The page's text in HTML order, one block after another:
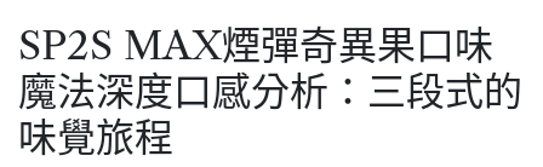
SP2S MAX煙彈奇異果口味
魔法深度口感分析：三段式的
味覺旅程